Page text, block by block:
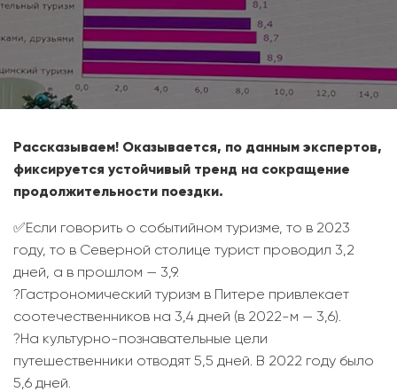
Рассказываем! Оказывается, по данным экспертов,
фиксируется устойчивый тренд на сокращение
продолжительности поездки.
✅Если говорить о событийном туризме, то в 2023
году, то в Северной столице турист проводил 3,2
дней, а в прошлом — 3,9.
?Гастрономический туризм в Питере привлекает
соотечественников на 3,4 дней (в 2022-м — 3,6).
?На культурно-познавательные цели
путешественники отводят 5,5 дней. В 2022 году было
5,6 дней.